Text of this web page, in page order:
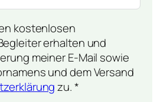
kostenlosen
erhalten und
meiner E-Mail sowie
und dem Versand
zu. *